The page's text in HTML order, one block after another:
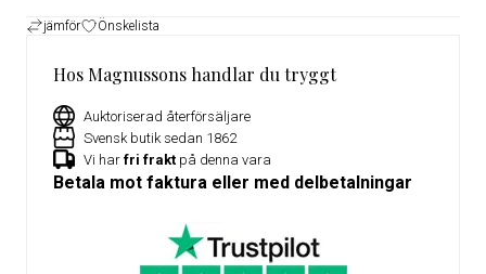
jämför Önskelista
Hos Magnussons handlar du tryggt
Auktoriserad återförsäljare
Svensk butik sedan 1862
Vi har fri frakt på denna vara
Betala mot faktura eller med delbetalningar